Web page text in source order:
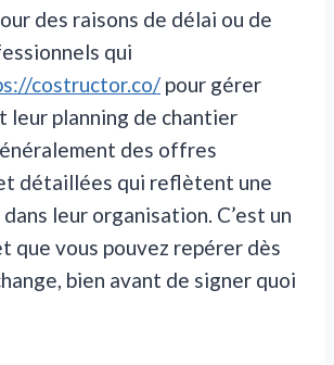
des raisons de délai ou de
qui
costructor.co/ pour gérer
leur planning de chantier
des offres
détaillées qui reflètent une
leur organisation. C’est un
que vous pouvez repérer dès
bien avant de signer quoi